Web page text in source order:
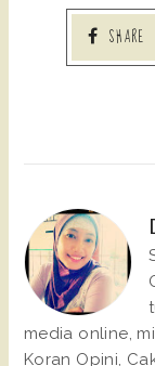
SHARE
media online,
Koran Opini,